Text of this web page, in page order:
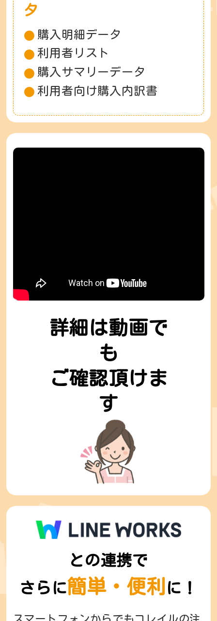
タ
● 購入明細データ
● 利用者リスト
● 購入サマリーデータ
● 利用者向け購入内訳書
詳細は動画で
も
ご確認頂けま
す
との連携で
さらに簡単・便利 に！